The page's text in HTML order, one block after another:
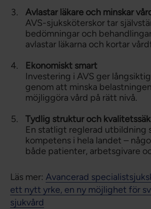
Avlastar läkare och minskar
AVS-sjuksköterskor tar
bedömningar och
avlastar läkarna och kortar
Ekonomiskt smart
Investering i AVS ger
genom att minska
möjliggöra vård på rätt nivå.
Tydlig struktur och
En statligt reglerad utbildning
kompetens i hela landet –
både patienter, arbetsgivare
Läs mer: Avancerad
ett nytt yrke, en ny möjlighet för
sjukvård